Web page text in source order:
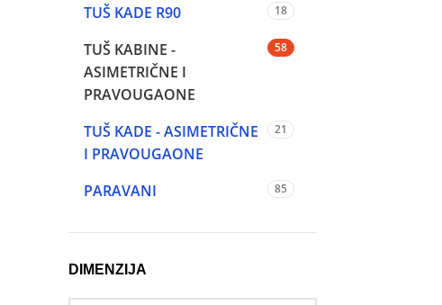
TUŠ KADE R90 18
TUŠ KABINE -
ASIMETRIČNE I
PRAVOUGAONE
58
TUŠ KADE - ASIMETRIČNE
I PRAVOUGAONE
21
PARAVANI 85
DIMENZIJA